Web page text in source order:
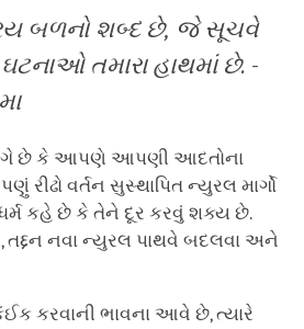
બળનો શબ્દ છે, જે સૂચવે
તમારા હાથમાં છે. -
છે કે આપણે આપણી આદતોના
વર્તન સુસ્થાપિત ન્યુરલ માર્ગો
કહે છે કે તેને દૂર કરવું શક્ય છે.
નવા ન્યુરલ પાથવે બદલવા અને
કરવાની ભાવના આવે છે, ત્યારે